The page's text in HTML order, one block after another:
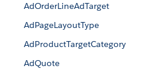
AdOrderLineAdTarget
AdPageLayoutType
AdProductTargetCategory
AdQuote